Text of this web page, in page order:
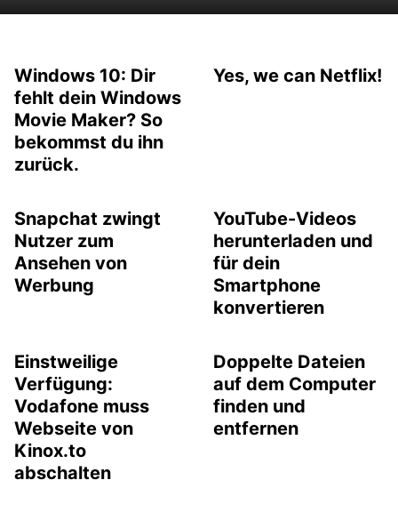
Windows 10: Dir
fehlt dein Windows
Movie Maker? So
bekommst du ihn
zurück.
Yes, we can Netflix!
Snapchat zwingt
Nutzer zum
Ansehen von
Werbung
YouTube-Videos
herunterladen und
für dein
Smartphone
konvertieren
Einstweilige
Verfügung:
Vodafone muss
Webseite von
Kinox.to
abschalten
Doppelte Dateien
auf dem Computer
finden und
entfernen